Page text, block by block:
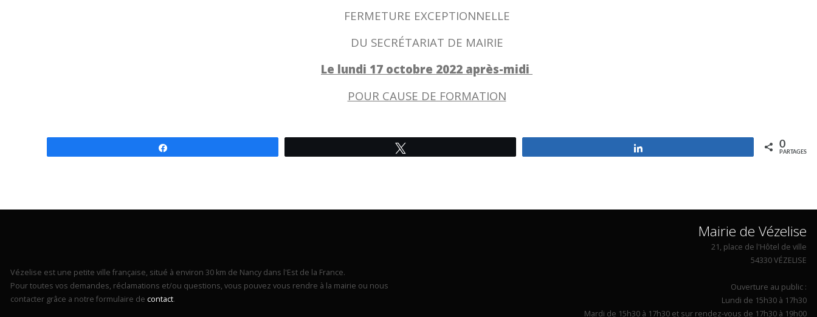
FERMETURE EXCEPTIONNELLE
DU SECRÉTARIAT DE MAIRIE
Le lundi 17 octobre 2022 après-midi
POUR CAUSE DE FORMATION
0
PARTAGES
Vézelise est une petite ville française, situé à environ 30 km de Nancy dans l'Est de la France.
Pour toutes vos demandes, réclamations et/ou questions, vous pouvez vous rendre à la mairie ou nous
contacter grâce a notre formulaire de contact.
Mairie de Vézelise
21, place de l'Hôtel de ville
54330 VÉZELISE
Ouverture au public :
Lundi de 15h30 à 17h30
Mardi de 15h30 à 17h30 et sur rendez-vous de 17h30 à 19h00